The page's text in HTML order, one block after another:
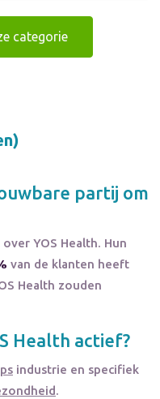
categorie
partij om
YOS Health. Hun
van de klanten heeft
Health zouden
Health actief?
industrie en specifiek
.